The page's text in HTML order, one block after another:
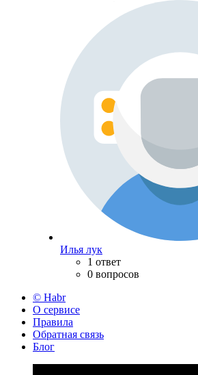
Илья лук
1 ответ
0 вопросов
© Habr
О сервисе
Правила
Обратная связь
Блог